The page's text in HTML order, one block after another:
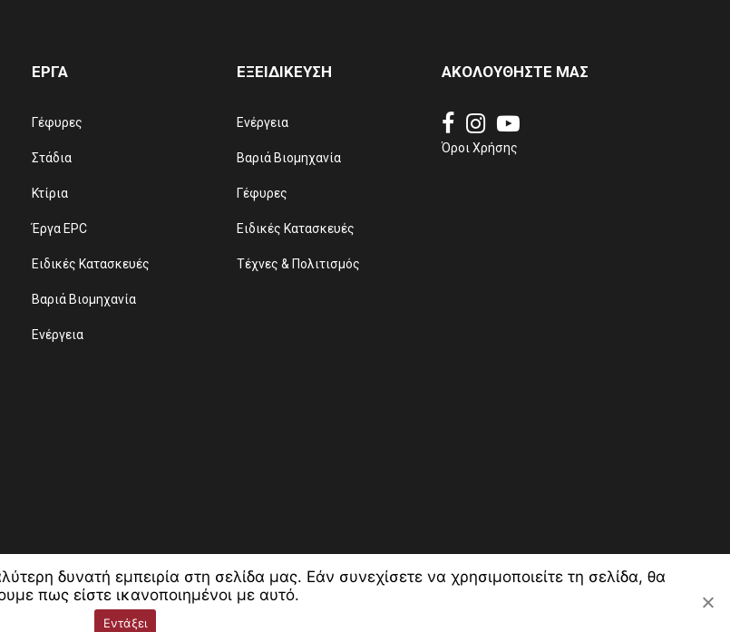
ΕΡΓΑ
Γέφυρες
Στάδια
Κτίρια
Έργα EPC
Ειδικές Κατασκευές
Βαριά Βιομηχανία
Ενέργεια
ΕΞΕΙΔΙΚΕΥΣΗ
Ενέργεια
Βαριά Βιομηχανία
Γέφυρες
Ειδικές Κατασκευές
Τέχνες & Πολιτισμός
ΑΚΟΛΟΥΘΗΣΤΕ ΜΑΣ
Όροι Χρήσης
reserved | Web Design & Development by
δυνατή εμπειρία στη σελίδα μας. Εάν συνεχίσετε να χρησιμοποιείτε τη σελίδα, θα
πως είστε ικανοποιημένοι με αυτό.
Εντάξει